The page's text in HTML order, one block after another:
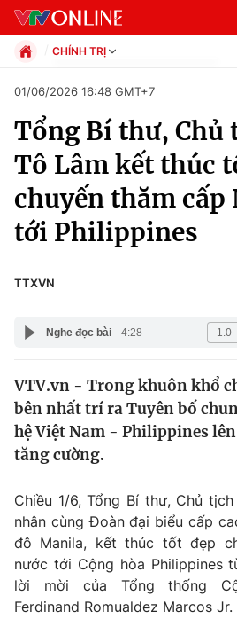
Chuyên mục
Chính trị
Xã hội
Pháp luật
Y tế
Thế giới
Tin tức
Thế giới đó đây
Câu chuyện quốc tế
Kinh tế
Thị trường
Góc doanh nghiệp
Truyền hình
Phim VTV
Hậu trường
Giải trí
CHÍNH TRỊ
Xã hội
Pháp luật
Kinh tế
Thể thao
Truyền hình
Văn hóa - Giải trí
Y tế
01/06/2026 16:48 GMT+7
Tổng Bí thư, Chủ
Tô Lâm kết thúc
chuyến thăm cấp
tới Philippines
TTXVN
Nghe đọc bài 4:28
VTV.vn - Trong khuôn khổ
bên nhất trí ra Tuyên bố
hệ Việt Nam - Philippines
tăng cường.
Chiều 1/6, Tổng Bí thư, Chủ
nhân cùng Đoàn đại biểu cấp
đô Manila, kết thúc tốt đẹp
nước tới Cộng hòa Philippines
lời mời của Tổng thống
Ferdinand Romualdez Marcos Jr.